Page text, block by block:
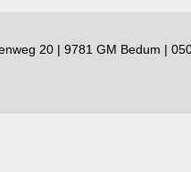
20 | 9781 GM Bedum |